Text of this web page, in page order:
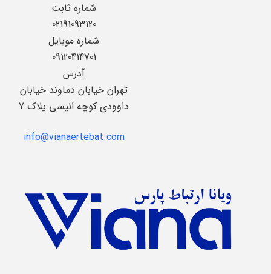
شماره ثابت
02191093120
شماره موبایل
09120414701
آدرس
تهران خیابان دماوند خیابان
داوودی کوچه انیسی پلاک 7
info@vianaertebat.com